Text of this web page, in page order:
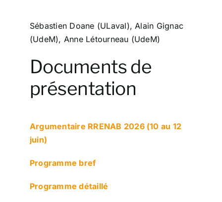
Sébastien Doane (ULaval), Alain Gignac
(UdeM), Anne Létourneau (UdeM)
Documents de
présentation
Argumentaire RRENAB 2026 (10 au 12
juin)
Programme bref
Programme détaillé